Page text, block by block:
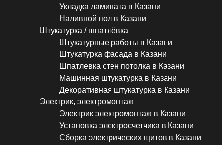
Укладка ламината в Казани
Наливной пол в Казани
Штукатурка / шпатлёвка
Штукатурные работы в Казани
Штукатурка фасада в Казани
Шпатлевка стен потолка в Казани
Машинная штукатурка в Казани
Декоративная штукатурка в Казани
Электрик, электромонтаж
Электрик электромонтаж в Казани
Установка электросчетчика в Казани
Сборка электрических щитов в Казани